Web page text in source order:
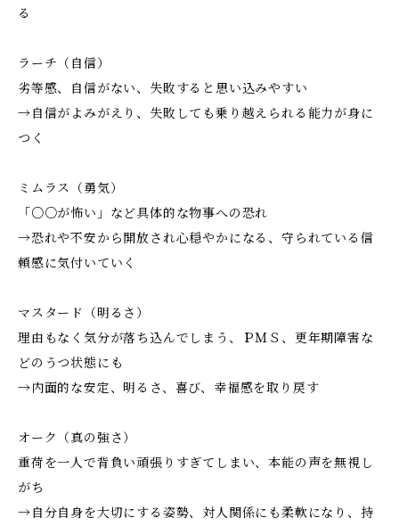
る
ラーチ（自信）
劣等感、自信がない、失敗すると思い込みやすい
→自信がよみがえり、失敗しても乗り越えられる能力が身に
つく
ミムラス（勇気）
「○○が怖い」など具体的な物事への恐れ
→恐れや不安から開放され心穏やかになる、守られている信
頼感に気付いていく
マスタード（明るさ）
理由もなく気分が落ち込んでしまう、ＰＭＳ、更年期障害な
どのうつ状態にも
→内面的な安定、明るさ、喜び、幸福感を取り戻す
オーク（真の強さ）
重荷を一人で背負い頑張りすぎてしまい、本能の声を無視し
がち
→自分自身を大切にする姿勢、対人関係にも柔軟になり、持